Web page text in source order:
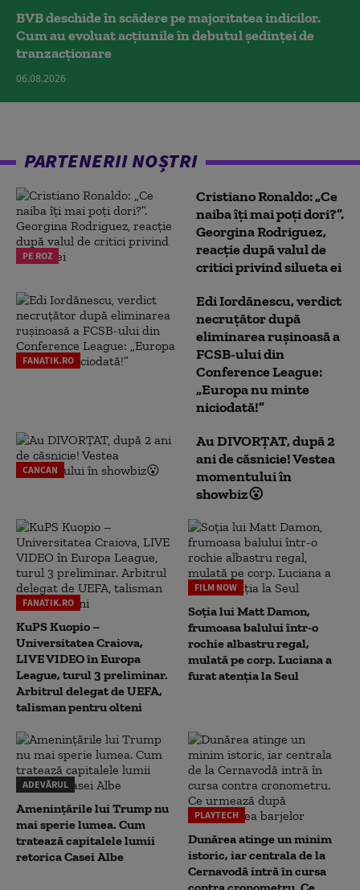
BVB deschide în scădere pe majoritatea indicilor.
Cum au evoluat acțiunile în debutul ședinței de
tranzacționare
06.08.2026
PARTENERII NOȘTRI
PE ROZ
Cristiano Ronaldo: „Ce
naiba îți mai poți dori?”.
Georgina Rodriguez,
reacție după valul de
critici privind silueta ei
FANATIK.RO
Edi Iordănescu, verdict
necruțător după
eliminarea rușinoasă a
FCSB-ului din
Conference League:
„Europa nu minte
niciodată!”
CANCAN
Au DIVORȚAT, după 2
ani de căsnicie! Vestea
momentului în
showbiz😮
FANATIK.RO
KuPS Kuopio –
Universitatea Craiova,
LIVE VIDEO în Europa
League, turul 3 preliminar.
Arbitrul delegat de UEFA,
talisman pentru olteni
FILM NOW
Soția lui Matt Damon,
frumoasa balului într-o
rochie albastru regal,
mulată pe corp. Luciana a
furat atenția la Seul
ADEVĂRUL
Amenințările lui Trump nu
mai sperie lumea. Cum
tratează capitalele lumii
retorica Casei Albe
PLAYTECH
Dunărea atinge un minim
istoric, iar centrala de la
Cernavodă intră în cursa